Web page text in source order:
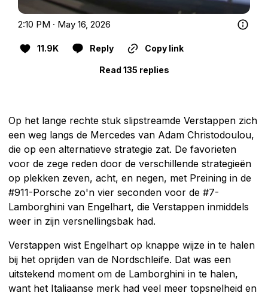
2:10 PM · May 16, 2026
11.9K Reply Copy link
Read 135 replies
Op het lange rechte stuk slipstreamde Verstappen zich
een weg langs de Mercedes van Adam Christodoulou,
die op een alternatieve strategie zat. De favorieten
voor de zege reden door de verschillende strategieën
op plekken zeven, acht, en negen, met Preining in de
#911-Porsche zo'n vier seconden voor de #7-
Lamborghini van Engelhart, die Verstappen inmiddels
weer in zijn versnellingsbak had.
Verstappen wist Engelhart op knappe wijze in te halen
bij het oprijden van de Nordschleife. Dat was een
uitstekend moment om de Lamborghini in te halen,
want het Italiaanse merk had veel meer topsnelheid en